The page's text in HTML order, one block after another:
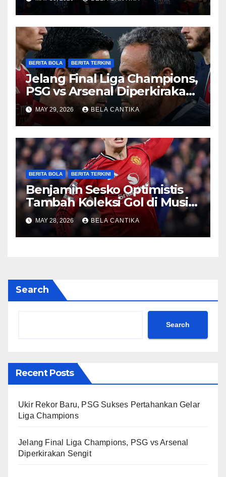
BERITA BOLA BERITA TERKINI
Jelang Final Liga Champions,
PSG vs Arsenal Diperkirakan
Sengit
MAY 29, 2026 BELA CANTIKA
BERITA BOLA BERITA TERKINI
Benjamin Sesko Optimistis
Tambah Koleksi Gol di Musim
2026/27
MAY 28, 2026 BELA CANTIKA
Search
Search
Recent Posts
Ukir Rekor Baru, PSG Sukses Pertahankan Gelar
Liga Champions
Jelang Final Liga Champions, PSG vs Arsenal
Diperkirakan Sengit